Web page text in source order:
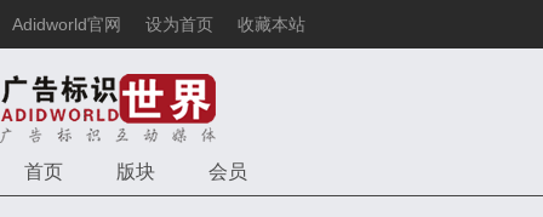
Adidworld官网 设为首页 收藏本站
首页 版块 会员